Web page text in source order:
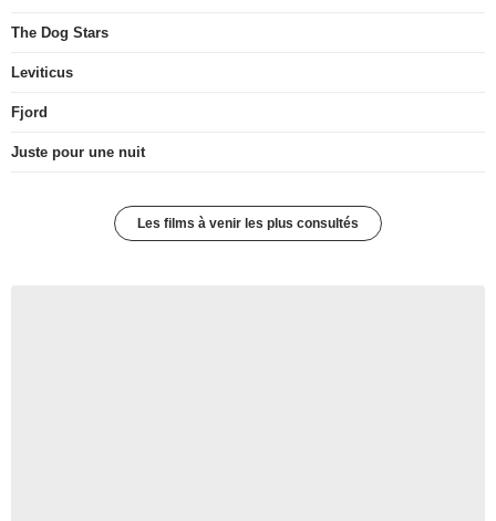
The Dog Stars
Leviticus
Fjord
Juste pour une nuit
Les films à venir les plus consultés